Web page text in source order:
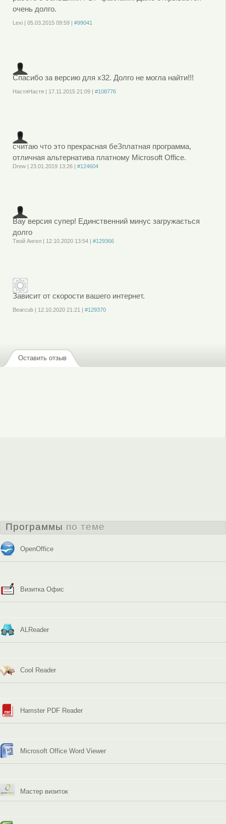
очень долго.
Lexi| 05.03.2015 09:59| #99041
Спасибо за версию для х32. Долго не могла найти!!!
НастяНастя | 17.11.2015 21:09| #108776
считаю что это прекрасная беЗплатная программа,
отличная альтернатива платному Microsoft Office.
Drew| 23.01.2019 13:26| #124604
Вау версия супер! Единственний минус загружається
долго
Твой Ангел | 12.10.2020 13:54| #129366
Зависит от скорости вашего интернет.
Bearcub| 12.10.2020 21:21 | #129370
Оставить отзыв
Программы по теме
OpenOffice
Визитка Офис
ALReader
Cool Reader
Hamster PDF Reader
Microsoft Office Word Viewer
Мастер визиток